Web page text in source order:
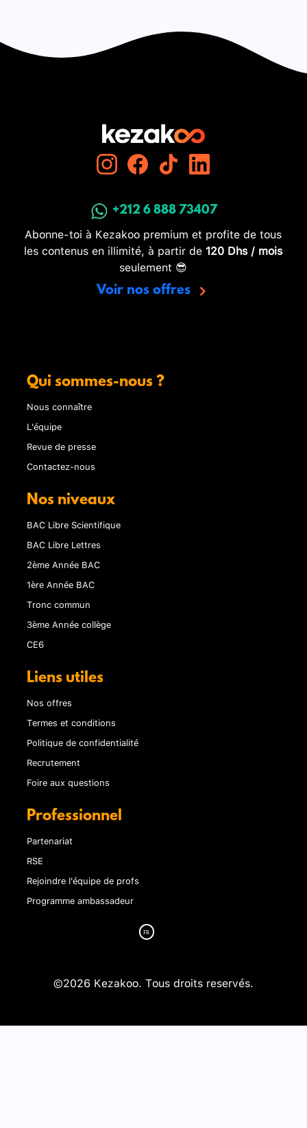
+212 6 888 73407
Abonne-toi à Kezakoo premium et profite de tous
les contenus en illimité, à partir de 120 Dhs / mois
seulement 😎
Voir nos offres
Qui sommes-nous ?
Nous connaître
L'équipe
Revue de presse
Contactez-nous
Nos niveaux
BAC Libre Scientifique
BAC Libre Lettres
2ème Année BAC
1ère Année BAC
Tronc commun
3ème Année collège
CE6
Liens utiles
Nos offres
Termes et conditions
Politique de confidentialité
Recrutement
Foire aux questions
Professionnel
Partenariat
RSE
Rejoindre l'équipe de profs
Programme ambassadeur
©2026 Kezakoo. Tous droits reservés.